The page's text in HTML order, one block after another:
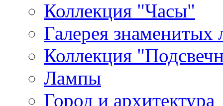
Коллекция "Часы"
Галерея знаменитых
Коллекция
Лампы
Город и архитектура